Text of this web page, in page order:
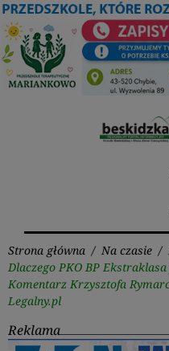
Przejdź
do
treści
Strona główna / Na czasie /
Dlaczego PKO BP
Komentarz Krzysztofa
Legalny.pl
Reklama